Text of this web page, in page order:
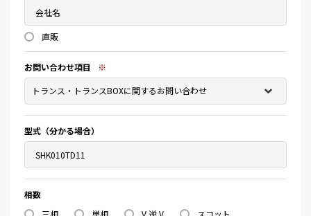
直販
お問い合わせ項目 ※
型式（分かる場合）
相数
三相
単相 V 逆 V スコット